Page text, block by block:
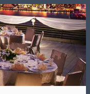
Skip
to
content